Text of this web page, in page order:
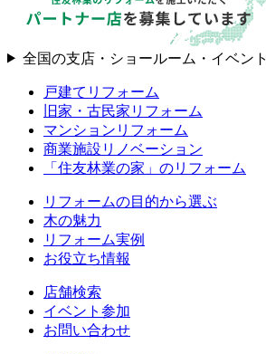
全国の支店・ショールーム・イベント
戸建てリフォーム
旧家・古民家リフォーム
マンションリフォーム
商業施設リノベーション
「住友林業の家」のリフォーム
リフォームの目的から選ぶ
木の魅力
リフォーム実例
お役立ち情報
店舗検索
イベント参加
お問い合わせ